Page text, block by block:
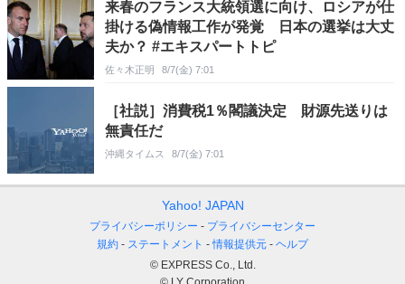
来春のフランス大統領選に向け、ロシアが仕
掛ける偽情報工作が発覚 日本の選挙は大丈
夫か？ #エキスパートトピ
佐々木正明 8/7(金) 7:01
［社説］消費税1％閣議決定 財源先送りは
無責任だ
沖縄タイムス 8/7(金) 7:01
Yahoo! JAPAN
プライバシーポリシー
プライバシーセンター
規約
ステートメント 情報提供元
ヘルプ
© EXPRESS Co., Ltd.